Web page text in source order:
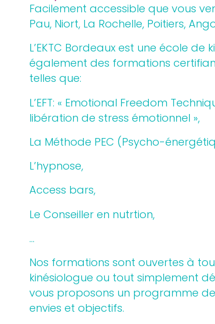
Facilement accessible que vous
Pau, Niort, La Rochelle, Poitiers,
L’EKTC Bordeaux est une école
également des formations
telles que:
L’EFT: « Emotional Freedom
libération de stress émotionnel »,
La Méthode PEC (Psycho-
L’hypnose,
Access bars,
Le Conseiller en nutrtion,
…
Nos formations sont ouvertes à
kinésiologue ou tout simplement
vous proposons un programme
envies et objectifs.